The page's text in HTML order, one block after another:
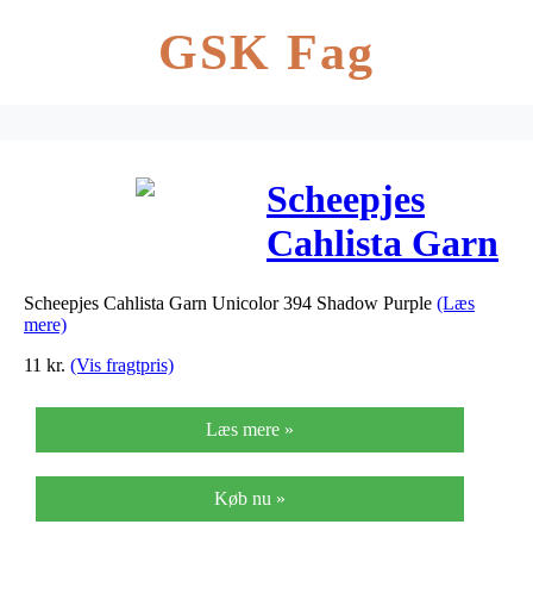
GSK Fag
Scheepjes
Cahlista Garn
Unicolor 394
Scheepjes Cahlista Garn Unicolor 394 Shadow Purple (Læs
mere)
11 kr. (Vis fragtpris)
Læs mere »
Køb nu »